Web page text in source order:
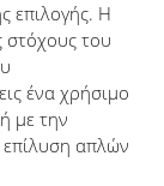
επιλογής. Η
στόχους του
ένα χρήσιμο
με την
απλών